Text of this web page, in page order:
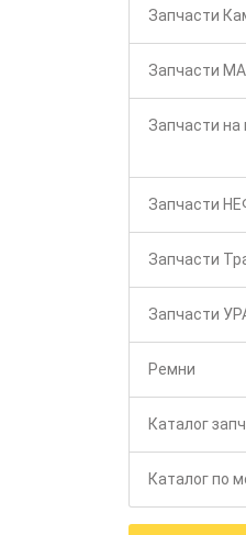
Запчасти
Запчасти
Запчасти на
Запчасти
Запчасти
Запчасти
Ремни
Каталог
Каталог по